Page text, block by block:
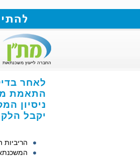
החברה לייעוץ משכנתאות
לאחר
התאמת
ניסיון
יקבל
הריביות